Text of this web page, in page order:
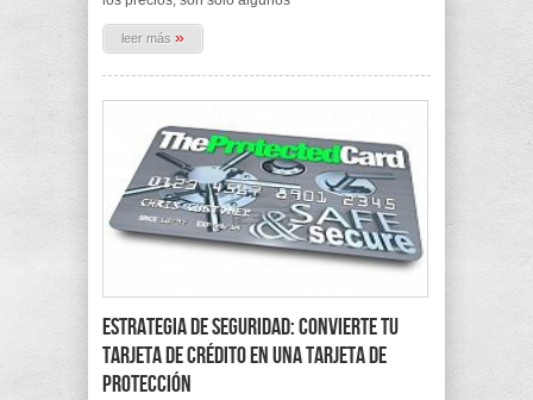
leer más »
Estrategia de seguridad: Convierte tu
tarjeta de crédito en una Tarjeta de
Protección